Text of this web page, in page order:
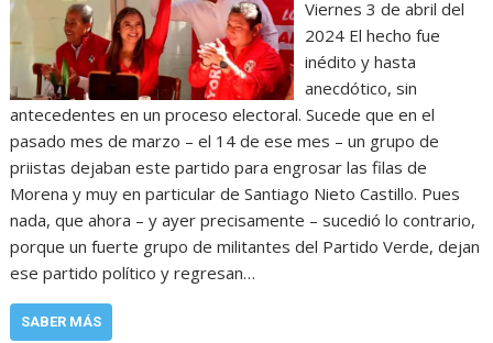
Viernes 3 de abril del
2024 El hecho fue
inédito y hasta
anecdótico, sin
antecedentes en un proceso electoral. Sucede que en el
pasado mes de marzo – el 14 de ese mes – un grupo de
priistas dejaban este partido para engrosar las filas de
Morena y muy en particular de Santiago Nieto Castillo. Pues
nada, que ahora – y ayer precisamente – sucedió lo contrario,
porque un fuerte grupo de militantes del Partido Verde, dejan
ese partido político y regresan…
SABER MÁS